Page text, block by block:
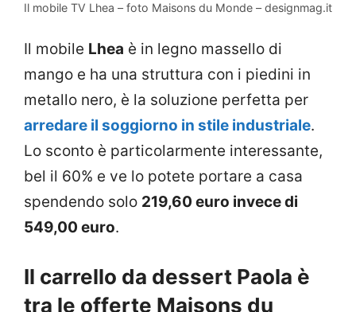
Il mobile TV Lhea – foto Maisons du Monde – designmag.it
Il mobile Lhea è in legno massello di
mango e ha una struttura con i piedini in
metallo nero, è la soluzione perfetta per
arredare il soggiorno in stile industriale.
Lo sconto è particolarmente interessante,
bel il 60% e ve lo potete portare a casa
spendendo solo 219,60 euro invece di
549,00 euro.
Il carrello da dessert Paola è
tra le offerte Maisons du